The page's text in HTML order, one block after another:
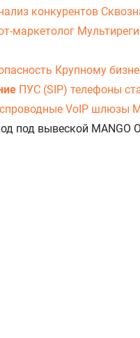
конкурентов
маркетолог
Крупному
ПУС (SIP) телефоны
VoIP шлюзы
под вывеской MANGO